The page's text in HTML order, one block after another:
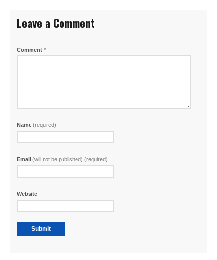
Leave a Comment
Comment *
Name (required)
Email (will not be published) (required)
Website